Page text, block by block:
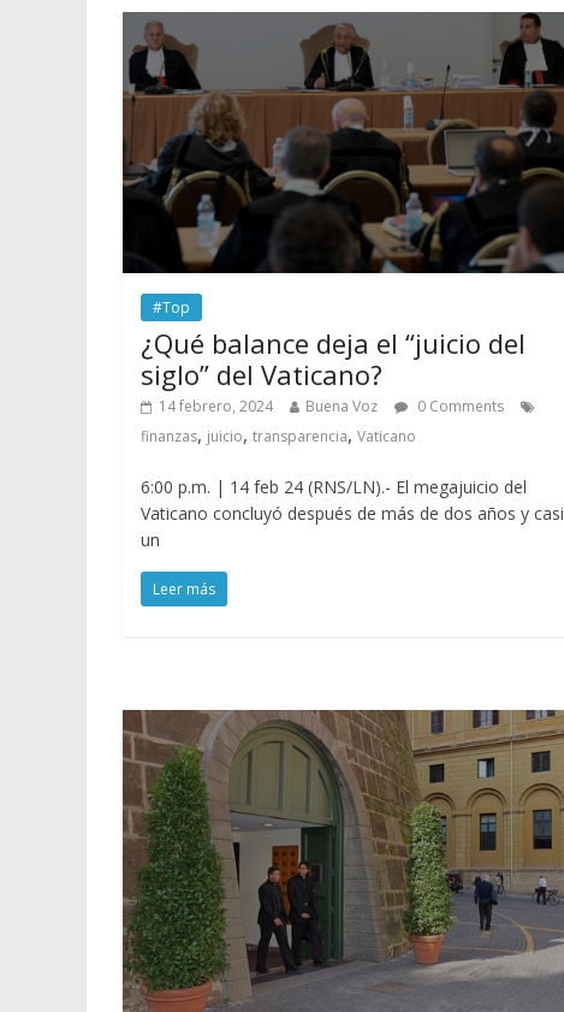
#Top
¿Qué balance deja el “juicio del
siglo” del Vaticano?
14 febrero, 2024 Buena Voz
0 Comments
finanzas, juicio, transparencia, Vaticano
6:00 p.m. | 14 feb 24 (RNS/LN).- El megajuicio del
Vaticano concluyó después de más de dos años y casi
un
Leer más